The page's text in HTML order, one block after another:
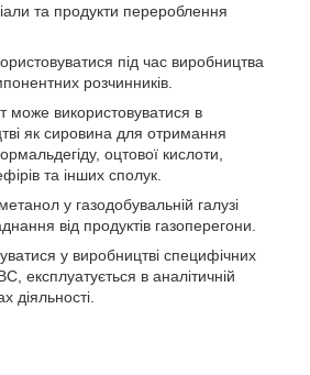
та продукти перероблення
під час виробництва
розчинників.
може використовуватися в
як сировина для отримання
оцтової кислоти,
та інших сполук.
у газодобувальній галузі
від продуктів газоперегони.
у виробництві специфічних
експлуатується в аналітичній
сферах діяльності.